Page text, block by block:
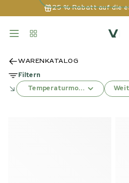
25 % Rabatt auf die
WARENKATALOG
Temperaturmodus
Filtern